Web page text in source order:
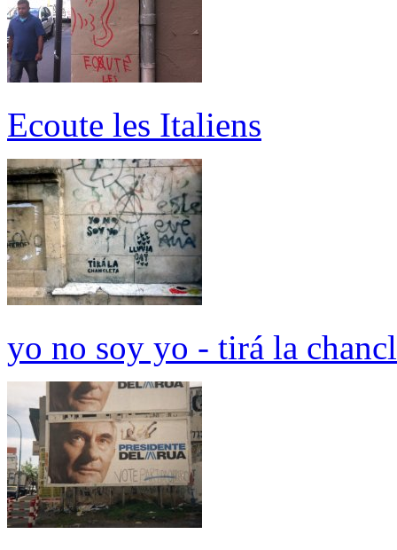
Ecoute les Italiens
yo no soy yo - tirá la